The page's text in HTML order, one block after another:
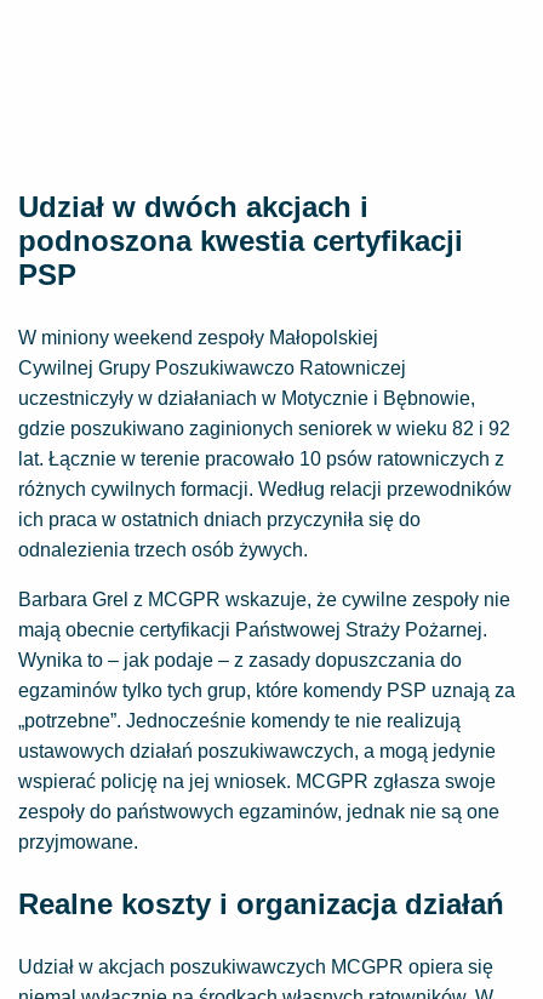
Udział w dwóch akcjach i
podnoszona kwestia certyfikacji
PSP
W miniony weekend zespoły Małopolskiej
Cywilnej Grupy Poszukiwawczo Ratowniczej
uczestniczyły w działaniach w Motycznie i Bębnowie,
gdzie poszukiwano zaginionych seniorek w wieku 82 i 92
lat. Łącznie w terenie pracowało 10 psów ratowniczych z
różnych cywilnych formacji. Według relacji przewodników
ich praca w ostatnich dniach przyczyniła się do
odnalezienia trzech osób żywych.
Barbara Grel z MCGPR wskazuje, że cywilne zespoły nie
mają obecnie certyfikacji Państwowej Straży Pożarnej.
Wynika to – jak podaje – z zasady dopuszczania do
egzaminów tylko tych grup, które komendy PSP uznają za
„potrzebne”. Jednocześnie komendy te nie realizują
ustawowych działań poszukiwawczych, a mogą jedynie
wspierać policję na jej wniosek. MCGPR zgłasza swoje
zespoły do państwowych egzaminów, jednak nie są one
przyjmowane.
Realne koszty i organizacja działań
Udział w akcjach poszukiwawczych MCGPR opiera się